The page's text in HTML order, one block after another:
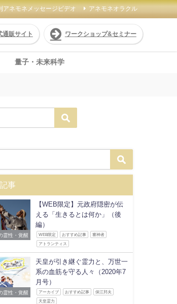
アネモネメッセージビデオ アネモネオラクル
通販サイト ワークショップ&セミナー
量子・未来科学
事
霊性・覚醒
【WEB限定】元政府隠密が伝
える「生きるとは何か」（後
編）
WEB限定 おすすめ記事 審神者
アトランティス
霊性・覚醒
天皇が引き継ぐ霊力と、万世一
系の血筋を守る人々（2020年7
月号）
アーカイブ おすすめ記事 保江邦夫
天皇霊力